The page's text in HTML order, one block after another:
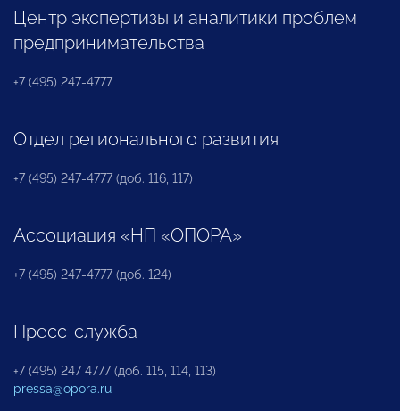
Центр экспертизы и аналитики проблем
предпринимательства
+7 (495) 247-4777
Отдел регионального развития
+7 (495) 247-4777 (доб. 116, 117)
Ассоциация «НП «ОПОРА»
+7 (495) 247-4777 (доб. 124)
Пресс-служба
+7 (495) 247 4777 (доб. 115, 114, 113)
pressa@opora.ru